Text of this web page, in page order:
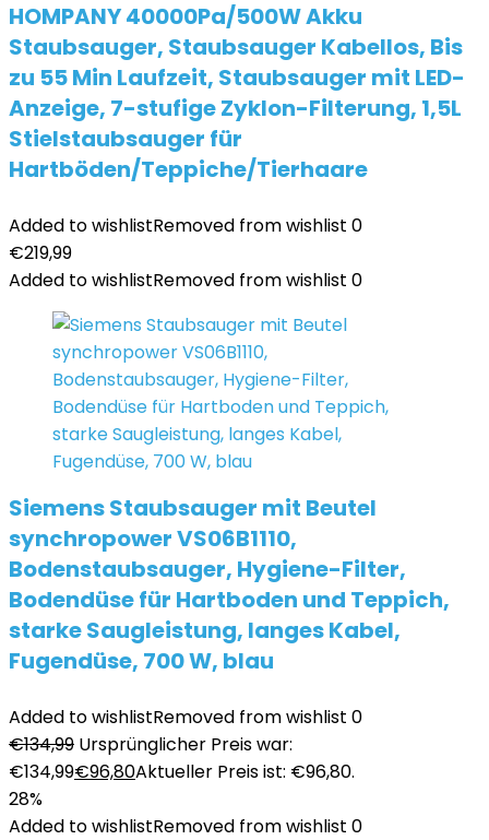
HOMPANY 40000Pa/500W Akku
Staubsauger, Staubsauger Kabellos, Bis
zu 55 Min Laufzeit, Staubsauger mit LED-
Anzeige, 7-stufige Zyklon-Filterung, 1,5L
Stielstaubsauger für
Hartböden/Teppiche/Tierhaare
Added to wishlistRemoved from wishlist 0
€219,99
Added to wishlistRemoved from wishlist 0
Siemens Staubsauger mit Beutel
synchropower VS06B1110,
Bodenstaubsauger, Hygiene-Filter,
Bodendüse für Hartboden und Teppich,
starke Saugleistung, langes Kabel,
Fugendüse, 700 W, blau
Added to wishlistRemoved from wishlist 0
€134,99 Ursprünglicher Preis war:
€134,99€96,80Aktueller Preis ist: €96,80.
28%
Added to wishlistRemoved from wishlist 0